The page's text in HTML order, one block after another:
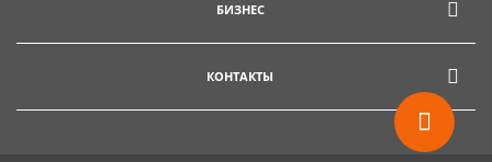
БИЗНЕС
КОНТАКТЫ